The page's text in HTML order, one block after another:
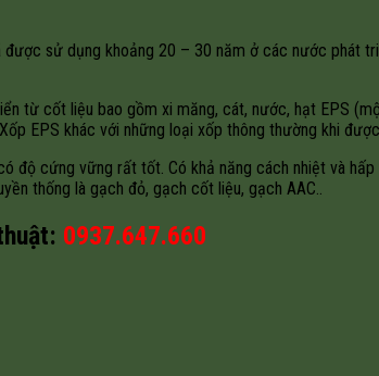
sử dụng khoảng 20 – 30 năm ở các nước phát
từ cốt liệu bao gồm xi măng, cát, nước, hạt EPS
EPS khác với những loại xốp thông thường khi
độ cứng vững rất tốt. Có khả năng cách nhiệt và
thống là gạch đỏ, gạch cốt liệu, gạch AAC..
0937.647.660